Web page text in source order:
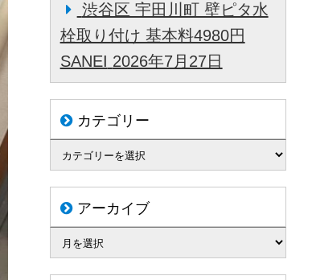
渋谷区 宇田川町 壁ピタ水
栓取り付け 基本料4980円
SANEI 2026年7月27日
カテゴリー
アーカイブ